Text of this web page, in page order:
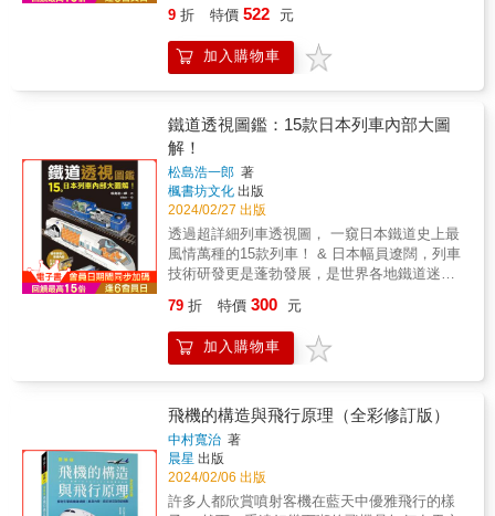
耐用程度有多高？」「飛機的油箱位於何
「飛機起飛時的速度是多少？」
&hellip;&hellip;，本書可說是《客機問題》的集
大成之作，解答「關於飛機」「關於飛行」
行」「關於機場」你想知道的各種問題。除了
各式機種與技術之外，還有我們身處機場與機
艙時常浮現在腦海中的各種疑惑，全書總共嚴
格選定100個問題，並且以更簡單、更容易理
解、更有趣的方式加以解說。同時，為了讓新
接觸航空資訊的讀者們能夠有立體性、立即性
的理解，書中也會隨著各式主題配置多幅精美
相片，請帶著這本書，一起享受你的航空旅行
喜歡看飛機，所以我常常去機場。我很高興在
羽田機場的書店找到了這本書！ 在觀察飛機
時，會出現一些問題：為什麼主翼位於機身上
方或下方？購買一架客機要多少錢？我很喜歡
一次就讀完它。 這本書比在網路上搜尋更容易
理解，也更準確。主題增加至100個，內容更加
豐富。我很高興我的航空知識愈來愈多。 每個
主題都用兩頁篇幅進行了解釋，並配有彩色照
片，使其易於閱讀。 我喜歡帶著它去機場，在
觀景台上一邊看飛機一邊看這本書。」 「由於
我經常出差，經常搭乘飛機，閱讀這本書解決
汽車趨勢 深入淺出探索汽車歷史與技術的100
個故事！ 世界汽車擴大了人類的活動領域， 本
書以100則生動解說鋪陳出世界汽車的歷史和發
【1】綜觀汽車的發展與未來趨勢！ 重新認識
汽車的定義和起源，介紹不同時代的汽車有何
特徵， 延伸介紹現在與未來的汽車技術與趨
勢， 從氫能車到自動駕駛，見證最新科技的發
展歷程！ & 【2】汽車藏著什麼樣的技術？ 不
用鑰匙也能發動、汽車的心臟──引擎有什麼樣
的祕密？ 汽車燈光的各種作用、搭配雷達的汽
車有何特殊功能？ 總是給人俐落又輕而易舉印
象的絕妙技術一次看懂！ & 【3】其來有自？
汽車的設計與構造 汽車一定要是四輪嗎？
牌的設計的由來、汽車的材料等豐富內容， 滿
足讀者無止境的好奇心與探究心。 & 【4】奔
馳與速度的狂想，世界頂級汽車與汽車公司 就
些大型指標性的汽車公司曾有什麼樣的歷史，
一探創造風格與潮流的頂級汽車世界！ &
【5】還想知道更多！有趣的汽車知識 跑車一
定要發出巨大聲響嗎？頭燈顏色也有過變化？
汽車和摩托車誰的速度快？為什麼汽車大多是
9 折 特價 522 元
加入購物車
鐵道透視圖鑑：15款日本列車內部大圖
解！
松島浩一郎 著
楓書坊文化 出版
2024/02/27 出版
透過超詳細列車透視圖， 一窺日本鐵道史上最
風情萬種的15款列車！ & 日本幅員遼闊，列車
技術研發更是蓬勃發展，是世界各地鐵道迷必
浩一郎繪製， 以透視圖解析日本15台具代表性
的列車內部與功能配備， 並輔以歷史與發展的
詳細介紹， 對台灣鐵道迷而言，無論是入門還
油機車（北斗星色） 為了達成自行開發正統柴
油機車的目標， 日本在正處於高度經濟成長期
的1962年時開始製造DD51型柴油機車， 之後
大量使用於未電氣化的地方幹線等鐵道。 DD51
型的車身標準色為紅色， 但隸屬JR北海道的車
輛為配合行駛於上野～札幌間的寢台特急「北
79 折 特價 300 元
加入購物車
飛機的構造與飛行原理（全彩修訂版）
中村寬治 著
晨星 出版
2024/02/06 出版
許多人都欣賞噴射客機在藍天中優雅飛行的樣